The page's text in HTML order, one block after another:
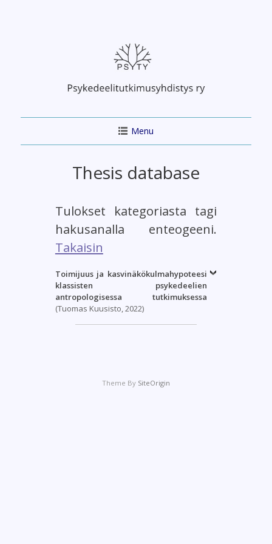
Menu
Thesis database
Tulokset kategoriasta tagi
hakusanalla enteogeeni.
Takaisin
Toimijuus ja kasvinäkökulmahypoteesi
klassisten psykedeelien
antropologisessa tutkimuksessa
(Tuomas Kuusisto, 2022)
Theme By SiteOrigin